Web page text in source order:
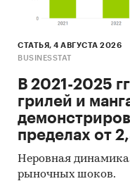
СТАТЬЯ, 4 АВГУСТА 2026
BUSINESSTAT
В 2021-2025
грилей и
пределах от
Неровная динамика
рыночных шоков.